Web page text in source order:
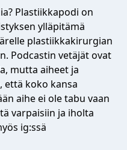
Plastiikkapodi on
ylläpitämä
plastiikkakirurgian
Podcastin vetäjät ovat
mutta aiheet ja
että koko kansa
aihe ei ole tabu vaan
varpaisiin ja iholta
ig:ssä